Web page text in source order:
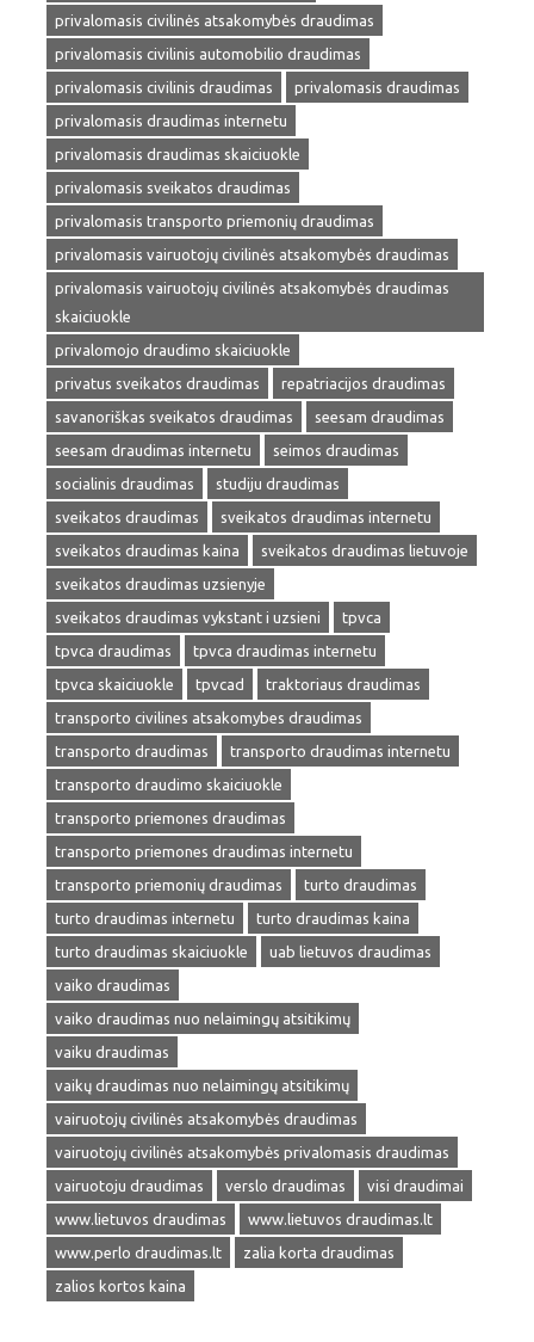
privalomasis civilinės atsakomybės draudimas
privalomasis civilinis automobilio draudimas
privalomasis civilinis draudimas
privalomasis draudimas
privalomasis draudimas internetu
privalomasis draudimas skaiciuokle
privalomasis sveikatos draudimas
privalomasis transporto priemonių draudimas
privalomasis vairuotojų civilinės atsakomybės draudimas
privalomasis vairuotojų civilinės atsakomybės draudimas
skaiciuokle
privalomojo draudimo skaiciuokle
privatus sveikatos draudimas
repatriacijos draudimas
savanoriškas sveikatos draudimas
seesam draudimas
seesam draudimas internetu
seimos draudimas
socialinis draudimas
studiju draudimas
sveikatos draudimas
sveikatos draudimas internetu
sveikatos draudimas kaina
sveikatos draudimas lietuvoje
sveikatos draudimas uzsienyje
sveikatos draudimas vykstant i uzsieni
tpvca
tpvca draudimas
tpvca draudimas internetu
tpvca skaiciuokle
tpvcad
traktoriaus draudimas
transporto civilines atsakomybes draudimas
transporto draudimas
transporto draudimas internetu
transporto draudimo skaiciuokle
transporto priemones draudimas
transporto priemones draudimas internetu
transporto priemonių draudimas
turto draudimas
turto draudimas internetu
turto draudimas kaina
turto draudimas skaiciuokle
uab lietuvos draudimas
vaiko draudimas
vaiko draudimas nuo nelaimingų atsitikimų
vaiku draudimas
vaikų draudimas nuo nelaimingų atsitikimų
vairuotojų civilinės atsakomybės draudimas
vairuotojų civilinės atsakomybės privalomasis draudimas
vairuotoju draudimas
verslo draudimas
visi draudimai
www.lietuvos draudimas
www.lietuvos draudimas.lt
www.perlo draudimas.lt
zalia korta draudimas
zalios kortos kaina